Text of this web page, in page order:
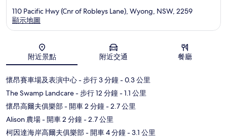
地圖
110 Pacific Hwy (Cnr of Robleys Lane), Wyong, NSW, 2259
顯示地圖
附近景點 附近交通 餐廳
懷昂賽車場及表演中心- 步行 3 分鐘- 0.3 公里
The Swamp Landcare- 步行 12 分鐘- 1.1 公里
懷昂高爾夫俱樂部- 開車 2 分鐘- 2.7 公里
Alison 農場- 開車 2 分鐘- 2.7 公里
柯因達海岸高爾夫俱樂部- 開車 4 分鐘- 3.1 公里